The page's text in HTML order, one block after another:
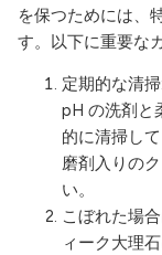
を保つためには、
す。以下に重要な
定期的な清
pH の洗剤と
的に清掃し
磨剤入りの
い。
こぼれた場
ィーク大理